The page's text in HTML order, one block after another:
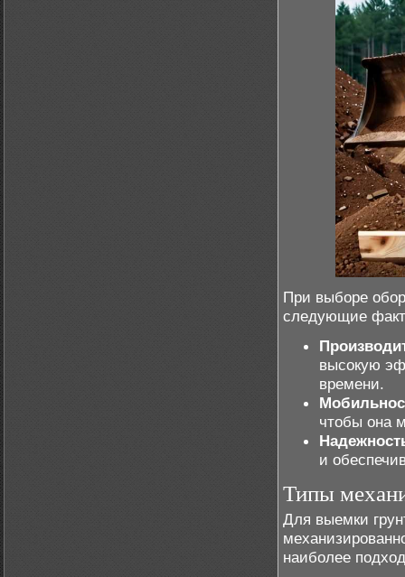
При выборе
следующие
высокую
времени.
чтобы она
и
Типы
Для выемки
наиболее